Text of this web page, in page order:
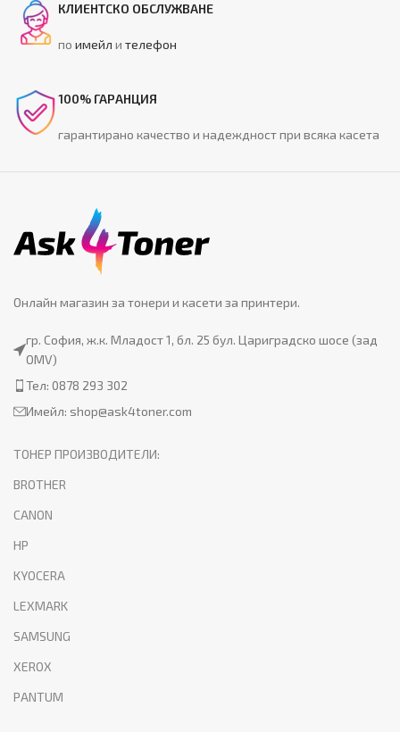
КЛИЕНТСКО ОБСЛУЖВАНЕ
поимейл ителефон
100% ГАРАНЦИЯ
гарантирано качество и надеждност при всяка касета
Онлайн магазин за тонери и касети за принтери.
гр. София, ж.к. Младост 1, бл. 25 бул. Цариградско шосе (зад
OMV)
Тел: 0878 293 302
Имейл: shop@ask4toner.com
ТОНЕР ПРОИЗВОДИТЕЛИ:
BROTHER
CANON
HP
KYOCERA
LEXMARK
SAMSUNG
XEROX
PANTUM